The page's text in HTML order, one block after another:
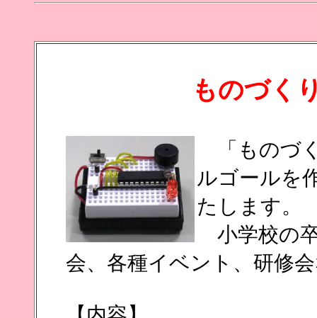
ものづく
「ものづ
ルゴールを
たします。
小学校の
会、各種イベント、研修